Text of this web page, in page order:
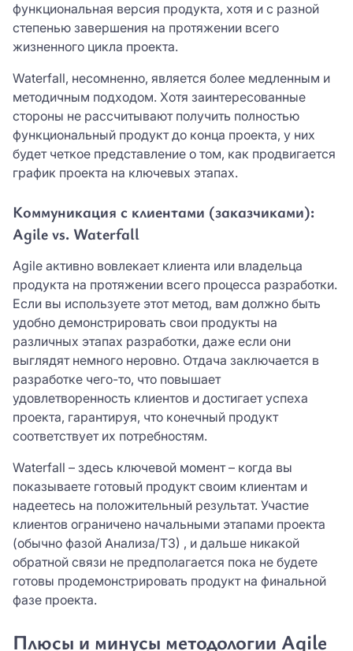
функциональная версия продукта, хотя и с разной
степенью завершения на протяжении всего
жизненного цикла проекта.
Waterfall, несомненно, является более медленным и
методичным подходом. Хотя заинтересованные
стороны не рассчитывают получить полностью
функциональный продукт до конца проекта, у них
будет четкое представление о том, как продвигается
график проекта на ключевых этапах.
Коммуникация с клиентами (заказчиками):
Agile vs. Waterfall
Agile активно вовлекает клиента или владельца
продукта на протяжении всего процесса разработки.
Если вы используете этот метод, вам должно быть
удобно демонстрировать свои продукты на
различных этапах разработки, даже если они
выглядят немного неровно. Отдача заключается в
разработке чего-то, что повышает
удовлетворенность клиентов и достигает успеха
проекта, гарантируя, что конечный продукт
соответствует их потребностям.
Waterfall – здесь ключевой момент – когда вы
показываете готовый продукт своим клиентам и
надеетесь на положительный результат. Участие
клиентов ограничено начальными этапами проекта
(обычно фазой Анализа/ТЗ) , и дальше никакой
обратной связи не предполагается пока не будете
готовы продемонстрировать продукт на финальной
фазе проекта.
Плюсы и минусы методологии Agile